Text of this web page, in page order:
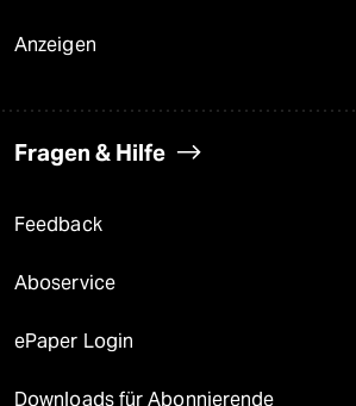
Anzeigen
Fragen & Hilfe
Feedback
Aboservice
ePaper Login
Downloads für Abonnierende